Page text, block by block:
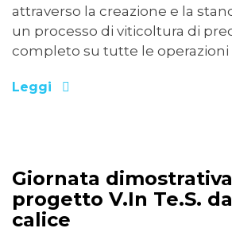
attraverso la creazione e la
un processo di viticoltura di
completo su tutte le operazioni
Leggi
30/06/2023
Giornata
progetto V.In Te.S.
calice